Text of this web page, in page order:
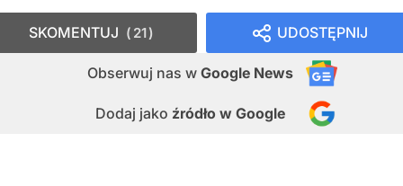
UDOSTĘPNIJ
Obserwuj nas w Google News
Dodaj jako źródło w Google
SKOMENTUJ 21